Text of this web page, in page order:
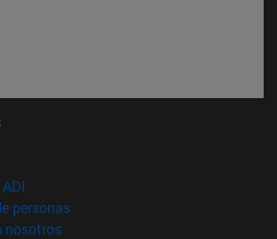
en nueva ventana)
personas(abre en nueva ventana)
nosotros(abre en nueva ventana)